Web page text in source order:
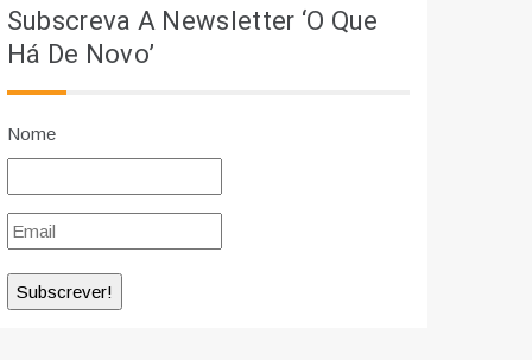
Subscreva A Newsletter ‘O Que
Há De Novo’
Nome